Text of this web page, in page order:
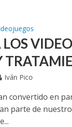
Iván Pico
convertido en
parte de